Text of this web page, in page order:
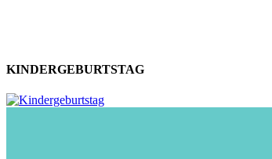
KINDERGEBURTSTAG